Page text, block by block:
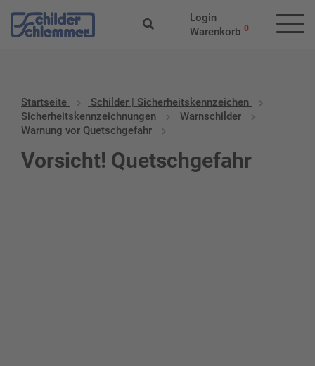
Login
Warenkorb 0
Startseite
Schilder | Sicherheitskennzeichen
Sicherheitskennzeichnungen
Warnschilder
Warnung vor Quetschgefahr
Vorsicht! Quetschgefahr